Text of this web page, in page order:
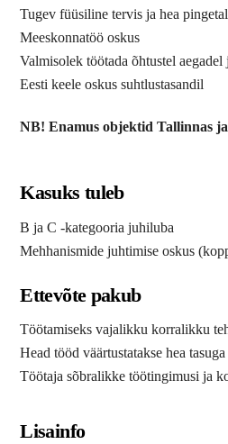
Tugev füüsiline tervis ja hea
Meeskonnatöö oskus
Valmisolek töötada õhtustel aegadel
Eesti keele oskus suhtlustasandil
NB! Enamus objektid Tallinnas
Kasuks tuleb
B ja C -kategooria juhiluba
Mehhanismide juhtimise oskus
Ettevõte pakub
Töötamiseks vajalikku korralikku
Head tööd väärtustatakse hea tasuga
Töötaja sõbralikke töötingimusi ja
Lisainfo